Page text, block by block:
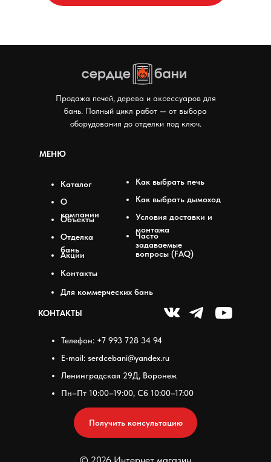
Продажа печей, дерева и аксессуаров для
бань. Полный цикл работ — от выбора
оборудования до отделки под ключ.
Мы в соцсетях:
Каталог
О
компании
Объекты
Отделка
бань
Акции
Как выбрать печь
Как выбрать дымоход
Условия доставки и
монтажа
Часто
задаваемые
вопросы (FAQ)
Телефон: +7 993 728 34 94
E-mail: serdcebani@yandex.ru
Ленинградская 29Д, Воронеж
Пн–Пт 10:00–19:00, Сб 10:00–17:00
МЕНЮ
КОНТАКТЫ
Для коммерческих бань
Контакты
Получить консультацию